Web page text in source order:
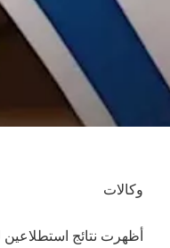
وكالات
أظهرت نتائج